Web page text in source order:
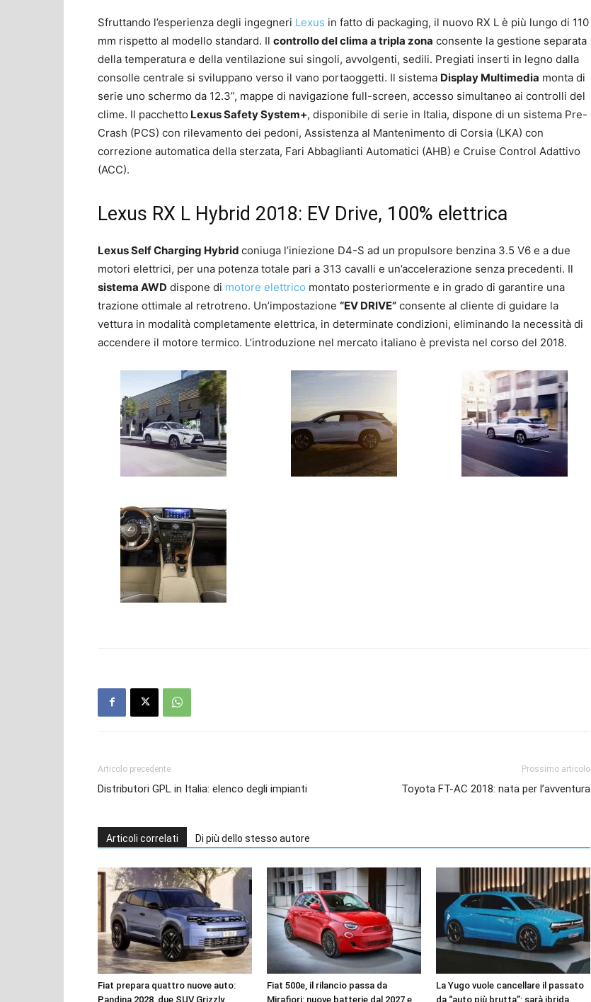
Sfruttando l’esperienza degli ingegneri Lexus in fatto di packaging, il nuovo RX L è più lungo di 110
mm rispetto al modello standard. Il controllo del clima a tripla zona consente la gestione separata
della temperatura e della ventilazione sui singoli, avvolgenti, sedili. Pregiati inserti in legno dalla
consolle centrale si sviluppano verso il vano portaoggetti. Il sistema Display Multimedia monta di
serie uno schermo da 12.3”, mappe di navigazione full-screen, accesso simultaneo ai controlli del
clime. Il pacchetto Lexus Safety System+, disponibile di serie in Italia, dispone di un sistema Pre-
Crash (PCS) con rilevamento dei pedoni, Assistenza al Mantenimento di Corsia (LKA) con
correzione automatica della sterzata, Fari Abbaglianti Automatici (AHB) e Cruise Control Adattivo
(ACC).
Lexus RX L Hybrid 2018: EV Drive, 100% elettrica
Lexus Self Charging Hybrid coniuga l’iniezione D4-S ad un propulsore benzina 3.5 V6 e a due
motori elettrici, per una potenza totale pari a 313 cavalli e un’accelerazione senza precedenti. Il
sistema AWD dispone di motore elettrico montato posteriormente e in grado di garantire una
trazione ottimale al retrotreno. Un’impostazione “EV DRIVE” consente al cliente di guidare la
vettura in modalità completamente elettrica, in determinate condizioni, eliminando la necessità di
accendere il motore termico. L’introduzione nel mercato italiano è prevista nel corso del 2018.
Articolo precedente
Distributori GPL in Italia: elenco degli impianti
Prossimo articolo
Toyota FT-AC 2018: nata per l’avventura
Articoli correlati Di più dello stesso autore
Fiat prepara quattro nuove auto:
Pandina 2028, due SUV Grizzly,
Fiat 500e, il rilancio passa da
Mirafiori: nuove batterie dal 2027 e
La Yugo vuole cancellare il passato
da “auto più brutta”: sarà ibrida,